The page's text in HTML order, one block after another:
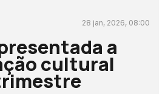
28 jan, 2026, 08:00
a
cultural